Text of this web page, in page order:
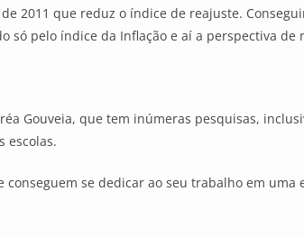
2011 que reduz o índice de reajuste.
só pelo índice da Inflação e aí a perspectiva
Gouveia, que tem inúmeras pesquisas,
escolas.
se dedicar ao seu trabalho em